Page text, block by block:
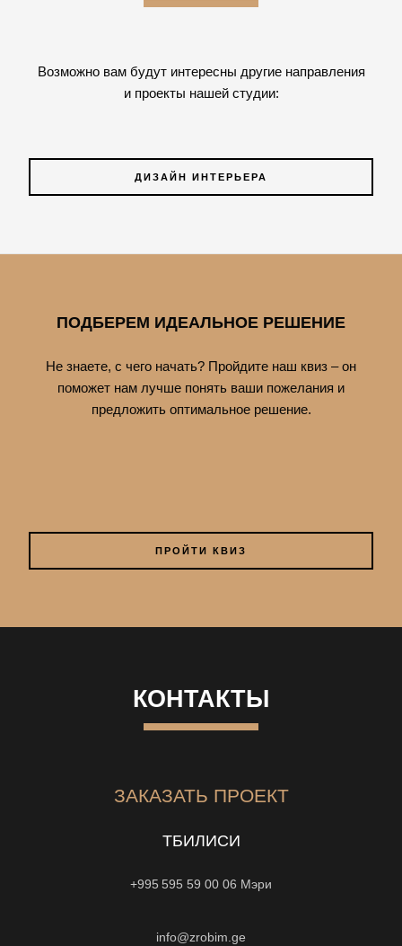
Возможно вам будут интересны другие направления
и проекты нашей студии:
ДИЗАЙН ИНТЕРЬЕРА
ПОДБЕРЕМ ИДЕАЛЬНОЕ РЕШЕНИЕ
Не знаете, с чего начать? Пройдите наш квиз – он
поможет нам лучше понять ваши пожелания и
предложить оптимальное решение.
ПРОЙТИ КВИЗ
КОНТАКТЫ
ЗАКАЗАТЬ ПРОЕКТ
ТБИЛИСИ
+995 595 59 00 06 Мэри
info@zrobim.ge